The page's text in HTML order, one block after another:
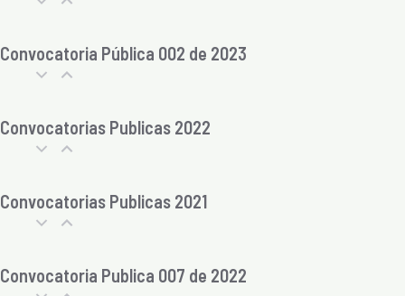
Convocatoria Pública 002 de 2023
Convocatorias Publicas 2022
Convocatorias Publicas 2021
Convocatoria Publica 007 de 2022